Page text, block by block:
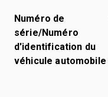
Numéro de
série/Numéro
d'identification du
véhicule automobile